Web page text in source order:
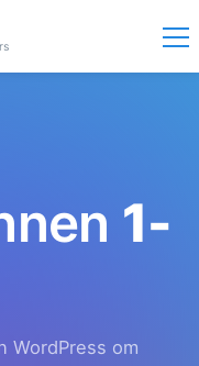
1-
WordPress om